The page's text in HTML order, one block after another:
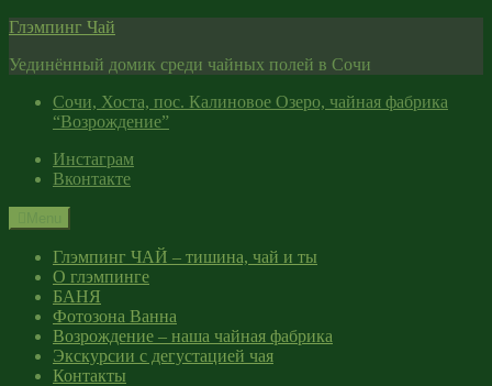
Skip
content
Глэмпинг Чай
Уединённый домик среди чайных полей в Сочи
Сочи, Хоста, пос. Калиновое Озеро, чайная фабрика
“Возрождение”
Инстаграм
Вконтакте
Глэмпинг ЧАЙ – тишина, чай и ты
О глэмпинге
БАНЯ
Фотозона Ванна
Возрождение – наша чайная фабрика
Экскурсии с дегустацией чая
Контакты